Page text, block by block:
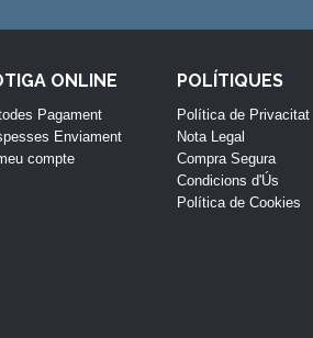
ONLINE
Pagament
Enviament
compte
POLÍTIQUES
Política de Privacitat
Nota Legal
Compra Segura
Condicions d'Ús
Política de Cookies